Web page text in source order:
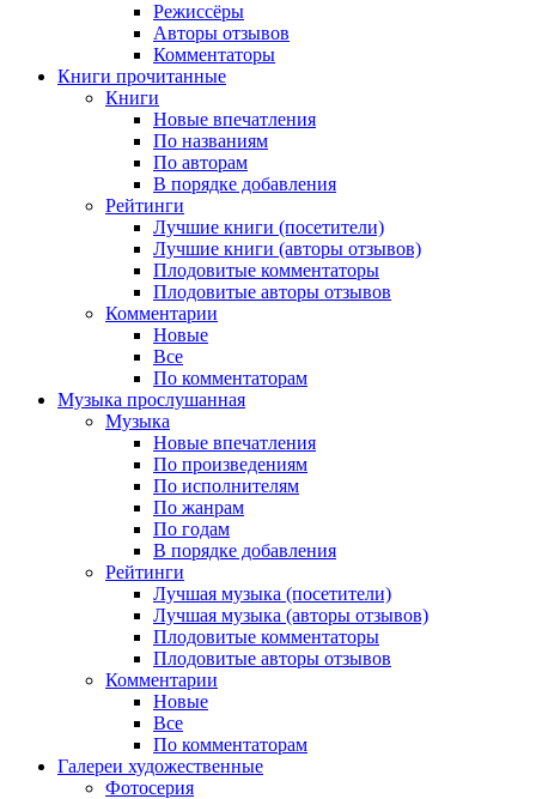
Режиссёры
Авторы отзывов
Комментаторы
Книги прочитанные
Книги
Новые впечатления
По названиям
По авторам
В порядке добавления
Рейтинги
Лучшие книги (посетители)
Лучшие книги (авторы отзывов)
Плодовитые комментаторы
Плодовитые авторы отзывов
Комментарии
Новые
Все
По комментаторам
Музыка прослушанная
Музыка
Новые впечатления
По произведениям
По исполнителям
По жанрам
По годам
В порядке добавления
Рейтинги
Лучшая музыка (посетители)
Лучшая музыка (авторы отзывов)
Плодовитые комментаторы
Плодовитые авторы отзывов
Комментарии
Новые
Все
По комментаторам
Галереи художественные
Фотосерия